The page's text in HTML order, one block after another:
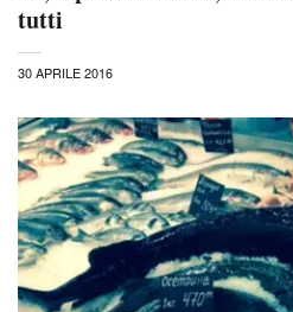
tutti
30 APRILE 2016